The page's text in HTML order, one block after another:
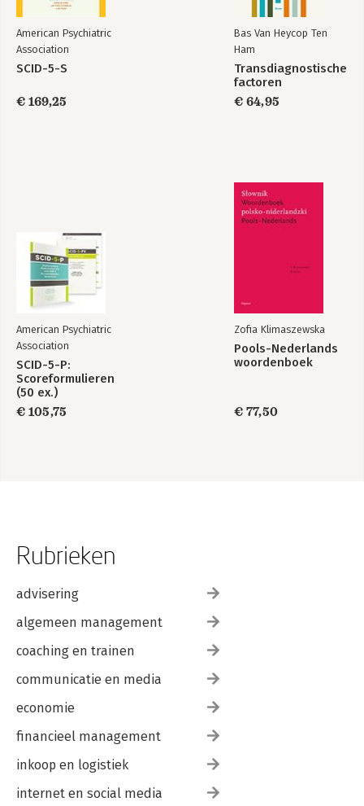
experiëntiële
technieken
Bekijk alle boeken
American Psychiatric
Association
SCID-5-S
€ 169,25
Bas Van Heycop Ten
Ham
Transdiagnostische
factoren
€ 64,95
American Psychiatric
Association
SCID-5-P:
Scoreformulieren
(50 ex.)
€ 105,75
Zofia Klimaszewska
Pools-Nederlands
woordenboek
€ 77,50
Rubrieken
advisering
algemeen management
coaching en trainen
communicatie en media
economie
financieel management
inkoop en logistiek
internet en social media